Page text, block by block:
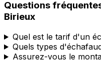
Questions
Birieux
Quel est le tarif d'un
Quels types
Assurez-vous le